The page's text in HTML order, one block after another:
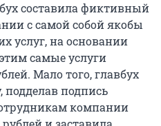
составила фиктивный
с самой собой якобы
услуг, на основании
самые услуги
Мало того, главбух
подпись
компании